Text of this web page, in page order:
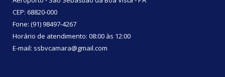
CEP: 68820-000
Fone: (91) 98497-4267
Horário de atendimento: 08:00 às 12:00
E-mail: ssbvcamara@gmail.com